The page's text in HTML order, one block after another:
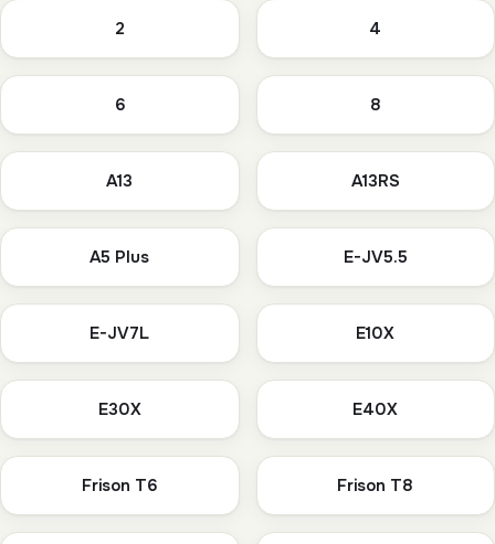
2 4
6 8
A13 A13RS
A5 Plus E-JV5.5
E-JV7L E10X
E30X E40X
Frison T6 Frison T8